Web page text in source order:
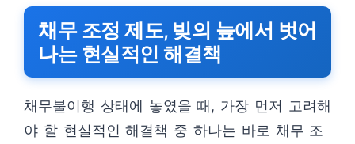
채무 조정 제도, 빚의 늪에서 벗어
나는 현실적인 해결책
채무불이행 상태에 놓였을 때, 가장 먼저 고려해
야 할 현실적인 해결책 중 하나는 바로 채무 조